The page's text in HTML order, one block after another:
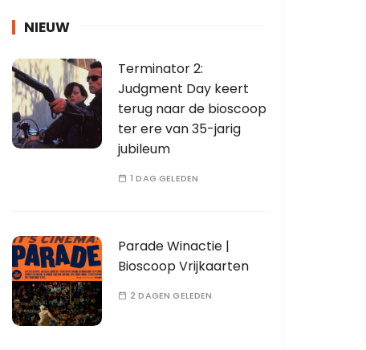
NIEUW
Terminator 2:
Judgment Day keert
terug naar de bioscoop
ter ere van 35-jarig
jubileum
1 DAG GELEDEN
Parade Winactie |
Bioscoop Vrijkaarten
2 DAGEN GELEDEN